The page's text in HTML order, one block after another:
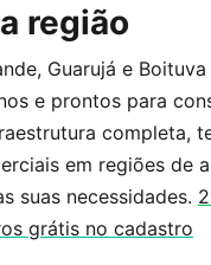
região
Guarujá e
e prontos para
completa,
em regiões de
suas necessidades.
grátis no cadastro